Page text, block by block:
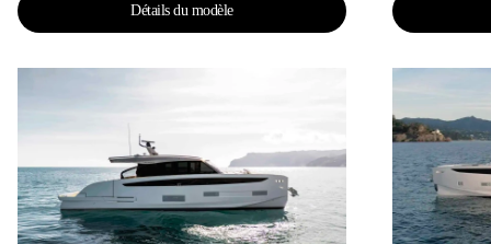
Détails du modèle